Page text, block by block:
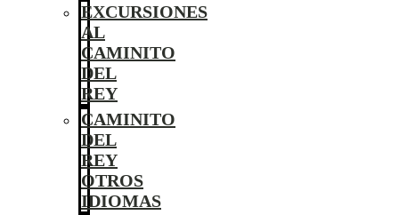
EXCURSIONES
AL
CAMINITO
DEL
REY
CAMINITO
DEL
REY
OTROS
IDIOMAS